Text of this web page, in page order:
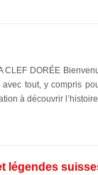
CLEF DORÉE
tout, y compris
à découvrir
légendes